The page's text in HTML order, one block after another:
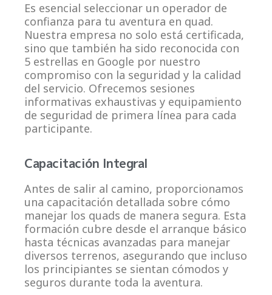
Es esencial seleccionar un operador de
confianza para tu aventura en quad.
Nuestra empresa no solo está certificada,
sino que también ha sido reconocida con
5 estrellas en Google por nuestro
compromiso con la seguridad y la calidad
del servicio. Ofrecemos sesiones
informativas exhaustivas y equipamiento
de seguridad de primera línea para cada
participante.
Capacitación Integral
Antes de salir al camino, proporcionamos
una capacitación detallada sobre cómo
manejar los quads de manera segura. Esta
formación cubre desde el arranque básico
hasta técnicas avanzadas para manejar
diversos terrenos, asegurando que incluso
los principiantes se sientan cómodos y
seguros durante toda la aventura.